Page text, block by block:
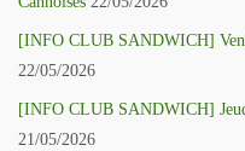
[INFO CLUB SANDWICH]
22/05/2026
[INFO CLUB SANDWICH]
21/05/2026